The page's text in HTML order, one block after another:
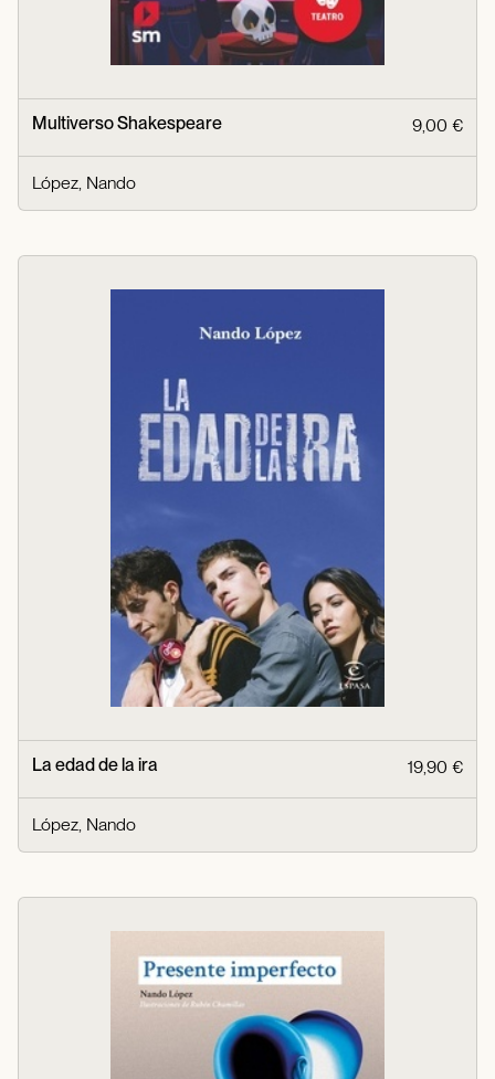
Multiverso Shakespeare 9,00 €
López, Nando
La edad de la ira 19,90 €
López, Nando